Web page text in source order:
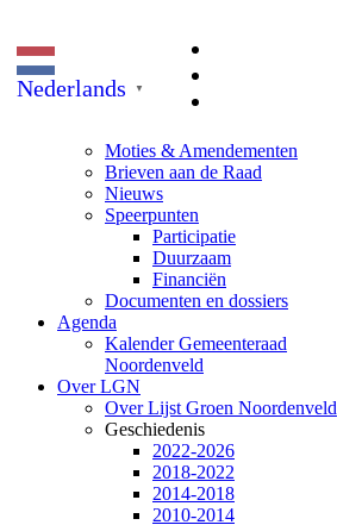
Nederlands ▼
Moties & Amendementen
Brieven aan de Raad
Nieuws
Speerpunten
Participatie
Duurzaam
Financiën
Documenten en dossiers
Agenda
Kalender Gemeenteraad
Noordenveld
Over LGN
Over Lijst Groen Noordenveld
Geschiedenis
2022-2026
2018-2022
2014-2018
2010-2014